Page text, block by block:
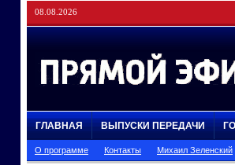
08.08.2026
ГЛАВНАЯ ВЫПУСКИ ПЕРЕДАЧИ
О программе Контакты Михаил Зеленский